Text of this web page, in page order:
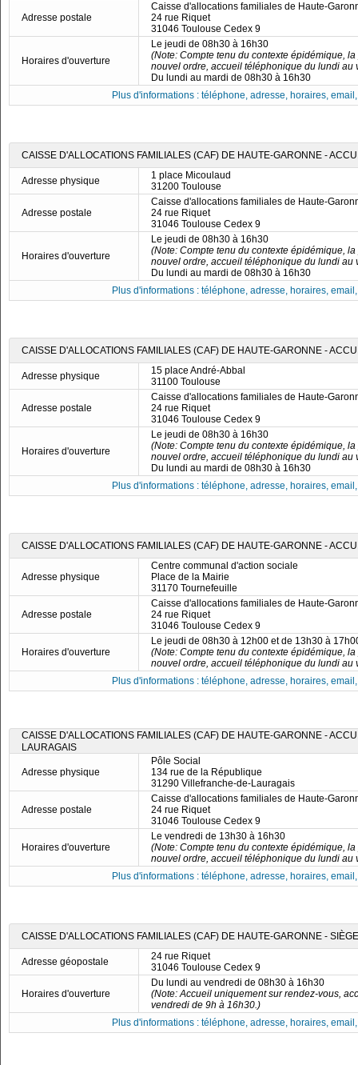
Adresse postale
Caisse d'allocations familiales de Haute-
24 rue Riquet
31046 Toulouse Cedex 9
Horaires d'ouverture
Le jeudi de 08h30 à 16h30
(Note: Compte tenu du contexte épidémique,
nouvel ordre, accueil téléphonique du lundi au
Du lundi au mardi de 08h30 à 16h30
Plus d'informations : téléphone, adresse, horaires,
CAISSE D'ALLOCATIONS FAMILIALES (CAF) DE HAUTE-GARONNE -
Adresse physique
1 place Micoulaud
31200 Toulouse
Adresse postale
Caisse d'allocations familiales de Haute-
24 rue Riquet
31046 Toulouse Cedex 9
Horaires d'ouverture
Le jeudi de 08h30 à 16h30
(Note: Compte tenu du contexte épidémique,
nouvel ordre, accueil téléphonique du lundi au
Du lundi au mardi de 08h30 à 16h30
Plus d'informations : téléphone, adresse, horaires,
CAISSE D'ALLOCATIONS FAMILIALES (CAF) DE HAUTE-GARONNE -
Adresse physique
15 place André-Abbal
31100 Toulouse
Adresse postale
Caisse d'allocations familiales de Haute-
24 rue Riquet
31046 Toulouse Cedex 9
Horaires d'ouverture
Le jeudi de 08h30 à 16h30
(Note: Compte tenu du contexte épidémique,
nouvel ordre, accueil téléphonique du lundi au
Du lundi au mardi de 08h30 à 16h30
Plus d'informations : téléphone, adresse, horaires,
CAISSE D'ALLOCATIONS FAMILIALES (CAF) DE HAUTE-GARONNE -
Adresse physique
Centre communal d'action sociale
Place de la Mairie
31170 Tournefeuille
Adresse postale
Caisse d'allocations familiales de Haute-
24 rue Riquet
31046 Toulouse Cedex 9
Horaires d'ouverture
Le jeudi de 08h30 à 12h00 et de 13h30 à
(Note: Compte tenu du contexte épidémique,
nouvel ordre, accueil téléphonique du lundi au
Plus d'informations : téléphone, adresse, horaires,
CAISSE D'ALLOCATIONS FAMILIALES (CAF) DE HAUTE-GARONNE -
LAURAGAIS
Adresse physique
Pôle Social
134 rue de la République
31290 Villefranche-de-Lauragais
Adresse postale
Caisse d'allocations familiales de Haute-
24 rue Riquet
31046 Toulouse Cedex 9
Horaires d'ouverture
Le vendredi de 13h30 à 16h30
(Note: Compte tenu du contexte épidémique,
nouvel ordre, accueil téléphonique du lundi au
Plus d'informations : téléphone, adresse, horaires,
CAISSE D'ALLOCATIONS FAMILIALES (CAF) DE HAUTE-GARONNE -
Adresse géopostale
24 rue Riquet
31046 Toulouse Cedex 9
Horaires d'ouverture
Du lundi au vendredi de 08h30 à 16h30
(Note: Accueil uniquement sur rendez-vous,
vendredi de 9h à 16h30.)
Plus d'informations : téléphone, adresse, horaires,